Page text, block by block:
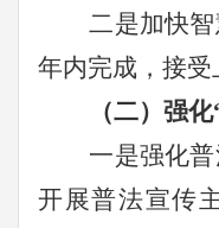
二是加快
年内完成，接受
（二）强
一是强化普
开展普法宣传